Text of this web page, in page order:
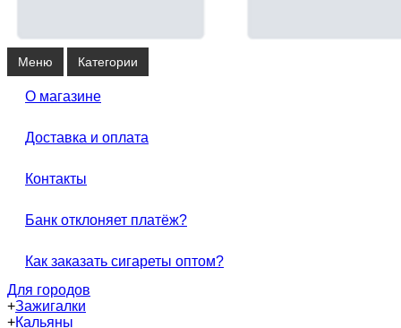
Меню Категории
О магазине
Доставка и оплата
Контакты
Банк отклоняет платёж?
Как заказать сигареты оптом?
Для городов
+Зажигалки
+Кальяны